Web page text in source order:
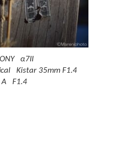
α7II
Kistar 35mm F1.4
A F1.4